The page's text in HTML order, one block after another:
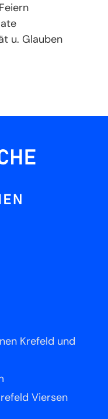
u. Glauben
Krefeld und
Viersen